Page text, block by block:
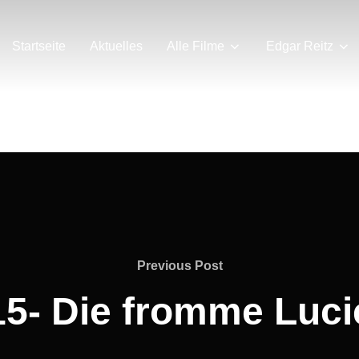
Startseite
Aktuelles Alle Filme Edgar Reitz
Previous
Previous Post
Die fromme